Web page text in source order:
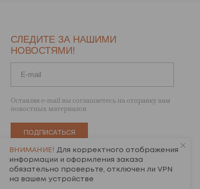
СЛЕДИТЕ ЗА НАШИМИ
НОВОСТЯМИ!
Оставляя e-mail вы соглашаетесь на отправку вам
новостных материалов
ПОДПИСАТЬСЯ
ВНИМАНИЕ! Для корректного отображения
информации и оформления заказа
обязательно проверьте, отключен ли VPN
на вашем устройстве